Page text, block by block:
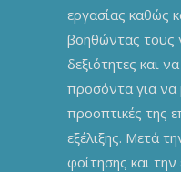
εργασίας καθώς
βοηθώντας τους
δεξιότητες και
προσόντα για να
προοπτικές της
εξέλιξης. Μετά
φοίτησης και